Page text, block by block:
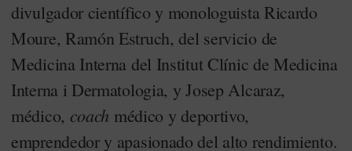
divulgador científico y monologuista Ricardo
Moure, Ramón Estruch, del servicio de
Medicina Interna del Institut Clínic de Medicina
Interna i Dermatologia, y Josep Alcaraz,
médico, coach médico y deportivo,
emprendedor y apasionado del alto rendimiento.